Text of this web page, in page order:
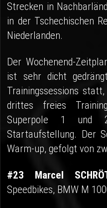
Strecken in
in der Tschechischen
Niederlanden.
Der Wochenend-
ist sehr dicht
Trainingssessions
drittes freies
Superpole 1 und
Startaufstellung. Der
Warm-up, gefolgt von
#23 Marcel
Speedbikes, BMW M